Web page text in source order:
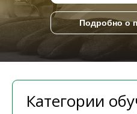
Подробно о
Категории